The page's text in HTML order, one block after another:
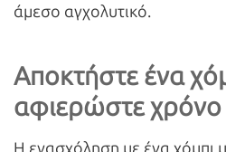
άμεσο αγχολυτικό.
Αποκτήστε ένα
αφιερώστε χρόνο